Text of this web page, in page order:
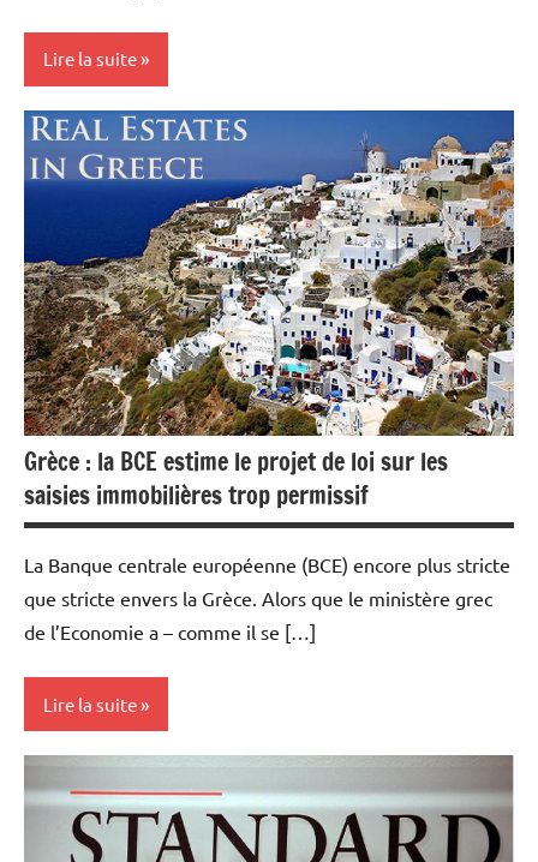
Lire la suite
Actualités
Economie
Grèce : la BCE estime le projet de loi sur les
saisies immobilières trop permissif
La Banque centrale européenne (BCE) encore plus stricte
que stricte envers la Grèce. Alors que le ministère grec
de l’Economie a – comme il se […]
Lire la suite
Economie